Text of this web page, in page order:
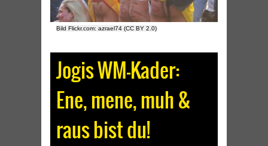
Bild Flickr.com: azrael74 (CC BY 2.0)
Jogis WM-Kader:
Ene, mene, muh &
raus bist du!